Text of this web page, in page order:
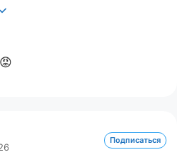
😡
Подписаться